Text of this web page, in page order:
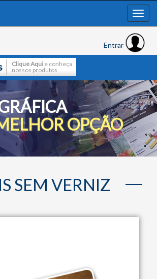
Entrar
Clique Aqui e conheça
nossos produtos
OPÇÃO
SEM VERNIZ